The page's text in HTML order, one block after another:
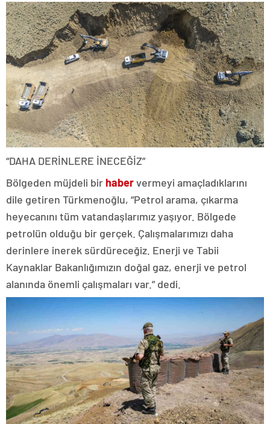
“DAHA DERİNLERE İNECEĞİZ”
Bölgeden müjdeli bir habervermeyi amaçladıklarını
dile getiren Türkmenoğlu, “Petrol arama, çıkarma
heyecanını tüm vatandaşlarımız yaşıyor. Bölgede
petrolün olduğu bir gerçek. Çalışmalarımızı daha
derinlere inerek sürdüreceğiz. Enerji ve Tabii
Kaynaklar Bakanlığımızın doğal gaz, enerji ve petrol
alanında önemli çalışmaları var.” dedi.